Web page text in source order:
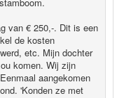
van € 250,-. Dit is een
de kosten
etc. Mijn dochter
komen. Wij zijn
aangekomen
'Konden ze met